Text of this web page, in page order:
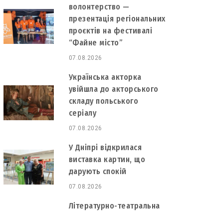
волонтерство —
презентація регіональних
проєктів на фестивалі
“Файне місто”
07.08.2026
Українська акторка
увійшла до акторського
складу польського
серіалу
07.08.2026
У Дніпрі відкрилася
виставка картин, що
дарують спокій
07.08.2026
Літературно-театральна